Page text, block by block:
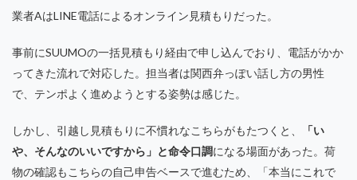
業者AはLINE電話によるオンライン見積もりだった。
事前にSUUMOの一括見積もり経由で申し込んでおり、電話がかか
ってきた流れで対応した。担当者は関西弁っぽい話し方の男性
で、テンポよく進めようとする姿勢は感じた。
しかし、引越し見積もりに不慣れなこちらがもたつくと、
「い
や、そんなのいいですから」と命令口調になる場面があった。荷
物の確認もこちらの自己申告ベースで進むため、「本当にこれで